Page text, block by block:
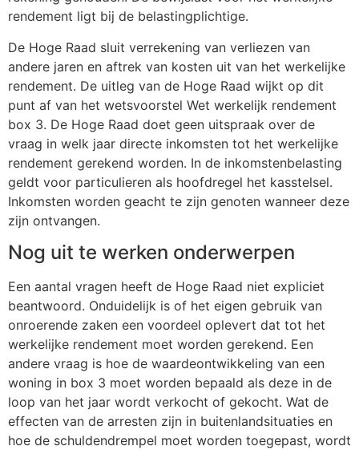
rendement ligt bij de belastingplichtige.
De Hoge Raad sluit verrekening van verliezen van
andere jaren en aftrek van kosten uit van het werkelijke
rendement. De uitleg van de Hoge Raad wijkt op dit
punt af van het wetsvoorstel Wet werkelijk rendement
box 3. De Hoge Raad doet geen uitspraak over de
vraag in welk jaar directe inkomsten tot het werkelijke
rendement gerekend worden. In de inkomstenbelasting
geldt voor particulieren als hoofdregel het kasstelsel.
Inkomsten worden geacht te zijn genoten wanneer deze
zijn ontvangen.
Nog uit te werken onderwerpen
Een aantal vragen heeft de Hoge Raad niet expliciet
beantwoord. Onduidelijk is of het eigen gebruik van
onroerende zaken een voordeel oplevert dat tot het
werkelijke rendement moet worden gerekend. Een
andere vraag is hoe de waardeontwikkeling van een
woning in box 3 moet worden bepaald als deze in de
loop van het jaar wordt verkocht of gekocht. Wat de
effecten van de arresten zijn in buitenlandsituaties en
hoe de schuldendrempel moet worden toegepast, wordt